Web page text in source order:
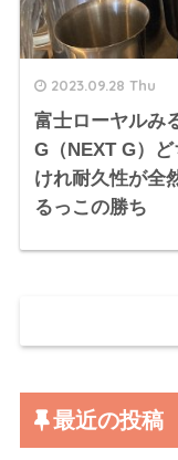
2023.09.28 Thu
富士ローヤルみ
G（NEXT G）
けれ耐久性が全
るっこの勝ち
最近の投稿